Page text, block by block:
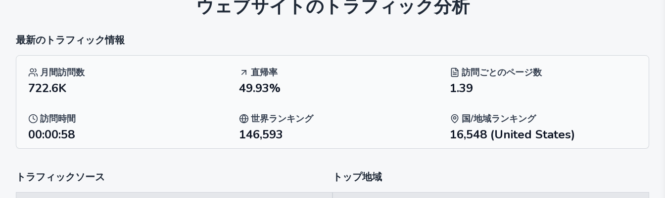
ウェブサイトのトラフィック分析
最新のトラフィック情報
月間訪問数 直帰率 訪問ごとのページ数
722.6K 49.93% 1.39
訪問時間 世界ランキング 国/地域ランキング
00:00:58 146,593 16,548 (United States)
トラフィックソース トップ地域